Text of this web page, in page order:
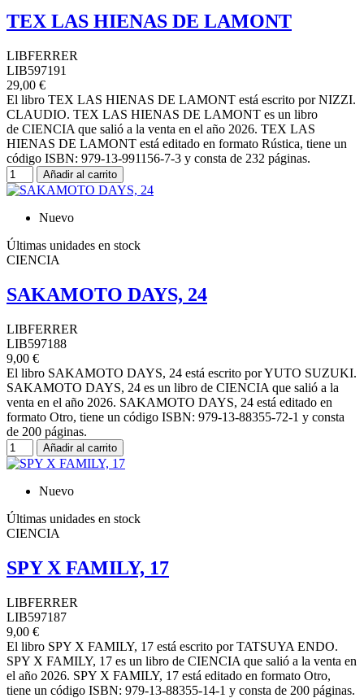
TEX LAS HIENAS DE LAMONT
LIBFERRER
LIB597191
29,00 €
El libro TEX LAS HIENAS DE LAMONT está escrito por NIZZI.
CLAUDIO. TEX LAS HIENAS DE LAMONT es un libro
de CIENCIA que salió a la venta en el año 2026. TEX LAS
HIENAS DE LAMONT está editado en formato Rústica, tiene un
código ISBN: 979-13-991156-7-3 y consta de 232 páginas.
Añadir al carrito
Nuevo
Últimas unidades en stock
CIENCIA
SAKAMOTO DAYS, 24
LIBFERRER
LIB597188
9,00 €
El libro SAKAMOTO DAYS, 24 está escrito por YUTO SUZUKI.
SAKAMOTO DAYS, 24 es un libro de CIENCIA que salió a la
venta en el año 2026. SAKAMOTO DAYS, 24 está editado en
formato Otro, tiene un código ISBN: 979-13-88355-72-1 y consta
de 200 páginas.
Añadir al carrito
Nuevo
Últimas unidades en stock
CIENCIA
SPY X FAMILY, 17
LIBFERRER
LIB597187
9,00 €
El libro SPY X FAMILY, 17 está escrito por TATSUYA ENDO.
SPY X FAMILY, 17 es un libro de CIENCIA que salió a la venta en
el año 2026. SPY X FAMILY, 17 está editado en formato Otro,
tiene un código ISBN: 979-13-88355-14-1 y consta de 200 páginas.